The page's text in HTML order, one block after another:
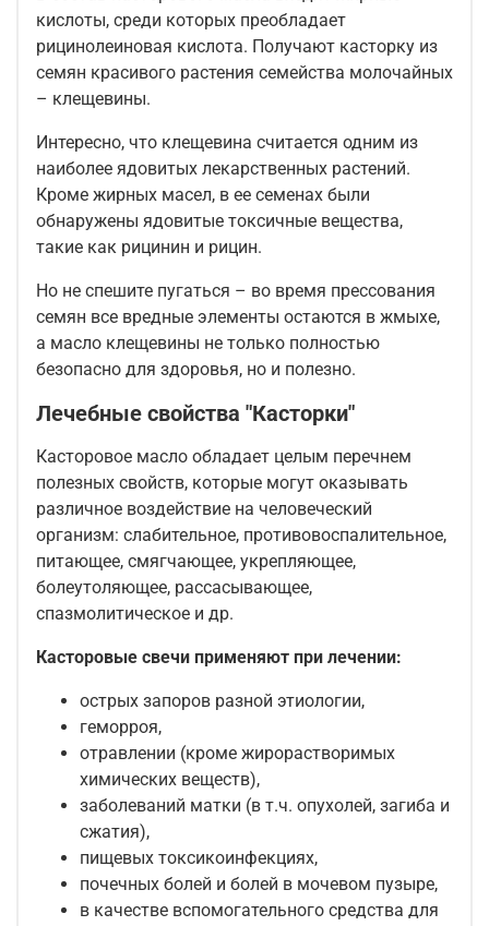
кислоты, среди которых преобладает
рицинолеиновая кислота. Получают касторку из
семян красивого растения семейства молочайных
– клещевины.
Интересно, что клещевина считается одним из
наиболее ядовитых лекарственных растений.
Кроме жирных масел, в ее семенах были
обнаружены ядовитые токсичные вещества,
такие как рицинин и рицин.
Но не спешите пугаться – во время прессования
семян все вредные элементы остаются в жмыхе,
а масло клещевины не только полностью
безопасно для здоровья, но и полезно.
Лечебные свойства "Касторки"
Касторовое масло обладает целым перечнем
полезных свойств, которые могут оказывать
различное воздействие на человеческий
организм: слабительное, противовоспалительное,
питающее, смягчающее, укрепляющее,
болеутоляющее, рассасывающее,
спазмолитическое и др.
Касторовые свечи применяют при лечении:
острых запоров разной этиологии,
геморроя,
отравлении (кроме жирорастворимых
химических веществ),
заболеваний матки (в т.ч. опухолей, загиба и
сжатия),
пищевых токсикоинфекциях,
почечных болей и болей в мочевом пузыре,
в качестве вспомогательного средства для